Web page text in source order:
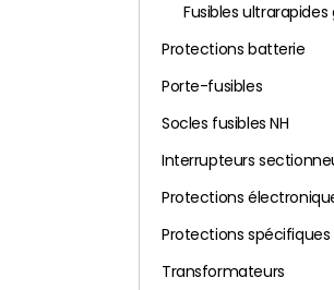
Fusibles ultrarapides
Protections batterie
Porte-fusibles
Socles fusibles NH
Interrupteurs
Protections
Protections spécifiques
Transformateurs